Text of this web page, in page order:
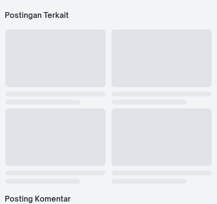
Postingan Terkait
Posting Komentar